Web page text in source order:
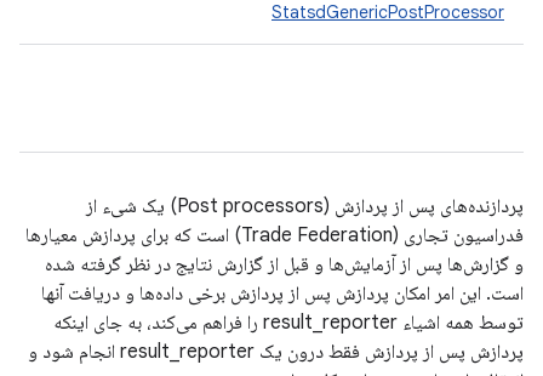
StatsdGenericPostProcessor
پردازنده‌های پس از پردازش (Post processors) یک شیء از
فدراسیون تجاری (Trade Federation) است که برای پردازش معیارها
و گزارش‌ها پس از آزمایش‌ها و قبل از گزارش نتایج در نظر گرفته شده
است. این امر امکان پردازش پس از پردازش برخی داده‌ها و دریافت آنها
توسط همه اشیاء result_reporter را فراهم می‌کند، به جای اینکه
پردازش پس از پردازش فقط درون یک result_reporter انجام شود و